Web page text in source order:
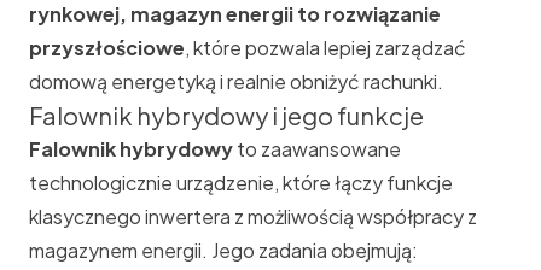
rynkowej, magazyn energii to rozwiązanie
przyszłościowe, które pozwala lepiej zarządzać
domową energetyką i realnie obniżyć rachunki.
Falownik hybrydowy i jego funkcje
Falownik hybrydowyto zaawansowane
technologicznie urządzenie, które łączy funkcje
klasycznego inwertera z możliwością współpracy z
magazynem energii. Jego zadania obejmują: